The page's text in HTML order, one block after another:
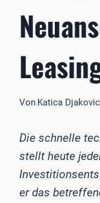
Von Katica Djakovic
Die schnelle
stellt heute
er das